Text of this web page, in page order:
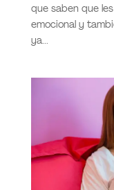
que saben que
emocional y
ya...